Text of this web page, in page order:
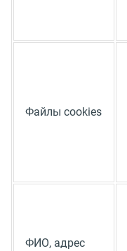
Файлы cookies
ФИО, адрес